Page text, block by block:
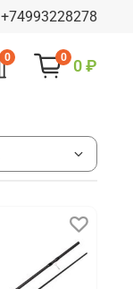
+74993228278
0 0 0 ₽